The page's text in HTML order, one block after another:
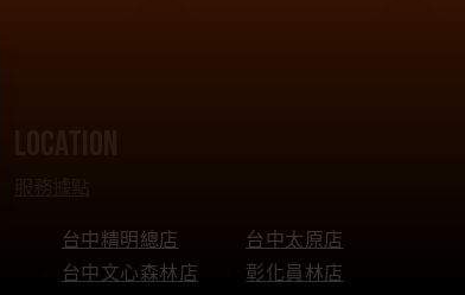
台中精明總店
台中文心森林店
台中太原店
彰化員林店